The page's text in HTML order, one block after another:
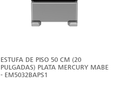
ESTUFA DE PISO 50 CM (20
PULGADAS) PLATA MERCURY MABE
- EM5032BAPS1